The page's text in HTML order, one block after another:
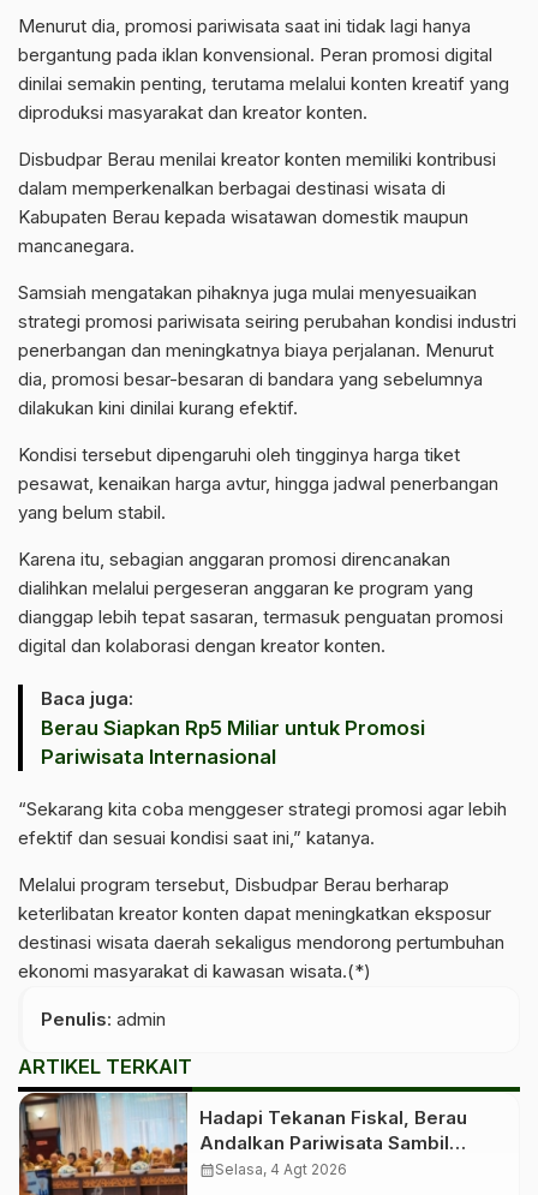
Menurut dia, promosi pariwisata saat ini tidak lagi hanya
bergantung pada iklan konvensional. Peran promosi digital
dinilai semakin penting, terutama melalui konten kreatif yang
diproduksi masyarakat dan kreator konten.
Disbudpar Berau menilai kreator konten memiliki kontribusi
dalam memperkenalkan berbagai destinasi wisata di
Kabupaten Berau kepada wisatawan domestik maupun
mancanegara.
Samsiah mengatakan pihaknya juga mulai menyesuaikan
strategi promosi pariwisata seiring perubahan kondisi industri
penerbangan dan meningkatnya biaya perjalanan. Menurut
dia, promosi besar-besaran di bandara yang sebelumnya
dilakukan kini dinilai kurang efektif.
Kondisi tersebut dipengaruhi oleh tingginya harga tiket
pesawat, kenaikan harga avtur, hingga jadwal penerbangan
yang belum stabil.
Karena itu, sebagian anggaran promosi direncanakan
dialihkan melalui pergeseran anggaran ke program yang
dianggap lebih tepat sasaran, termasuk penguatan promosi
digital dan kolaborasi dengan kreator konten.
Baca juga:
Berau Siapkan Rp5 Miliar untuk Promosi
Pariwisata Internasional
“Sekarang kita coba menggeser strategi promosi agar lebih
efektif dan sesuai kondisi saat ini,” katanya.
Melalui program tersebut, Disbudpar Berau berharap
keterlibatan kreator konten dapat meningkatkan eksposur
destinasi wisata daerah sekaligus mendorong pertumbuhan
ekonomi masyarakat di kawasan wisata.(*)
Penulis: admin
ARTIKEL TERKAIT
Hadapi Tekanan Fiskal, Berau
Andalkan Pariwisata Sambil
Menanti Dana Transfer Pusat
calendar_monthSelasa, 4 Agt 2026